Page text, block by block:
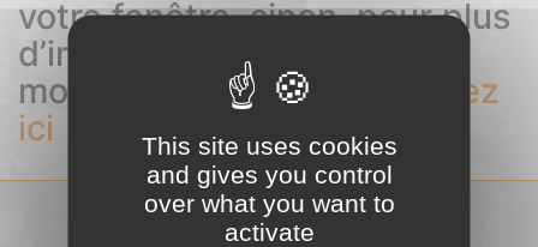
votre fenêtre, sinon, pour plus
d’informations sur les
modalités d’adhésion,
cliquez
ici
COMITÉ INTERPROFESSIONNEL
This site uses cookies
and gives you control
over what you want to
activate